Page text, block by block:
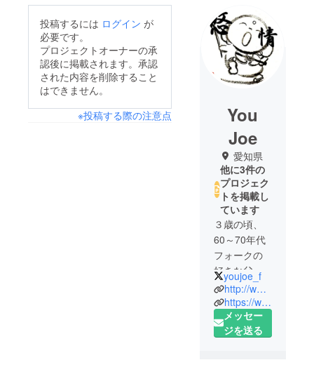
投稿するには ログイン が
必要です。
プロジェクトオーナーの承
認後に掲載されます。承認
された内容を削除すること
はできません。
※投稿する際の注意点
You
Joe
愛知県
他に3件の
プロジェク
トを掲載し
ています
３歳の頃、
60～70年代
フォークの
好きな父親
の勧めで
ヴァイオリ
ンを始め
る。
youjoe_f
http://www.youjoe.com/
https://www.facebook.com/you.joe.12
メッセー
ジを送る